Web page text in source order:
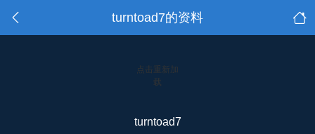
turntoad7的资料
点击重新加
载
turntoad7